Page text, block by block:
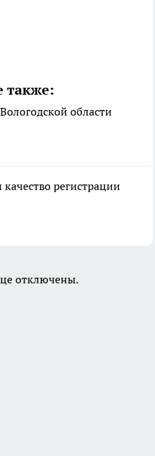
также:
области
регистрации
отключены.